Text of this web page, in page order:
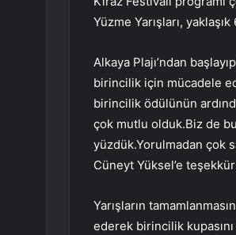
Yüzme Yarışları,
Alkaya Plajı’ndan
birincilik için mücadele
birincilik ödülünün
çok mutlu olduk.Biz de
yüzdük.Yorulmadan çok
Cüneyt Yüksel’e
Yarışların
ederek birincilik